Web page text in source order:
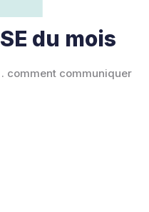
du mois
comment communiquer